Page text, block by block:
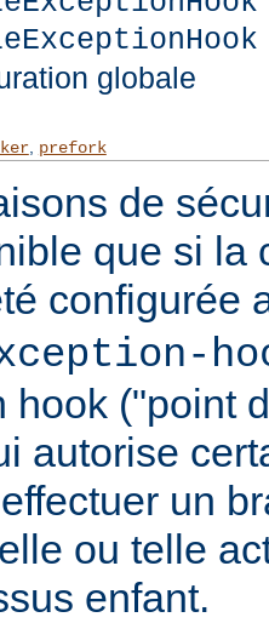
globale
, prefork
de
que si la
configurée
hook ("point
autorise
un
ou telle
enfant.